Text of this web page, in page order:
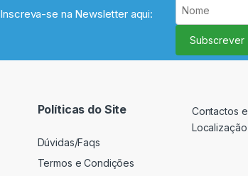
Inscreva-se na Newsletter aqui:
Subscrever
Políticas do Site
Dúvidas/Faqs
Termos e Condições
Contactos e
Localização